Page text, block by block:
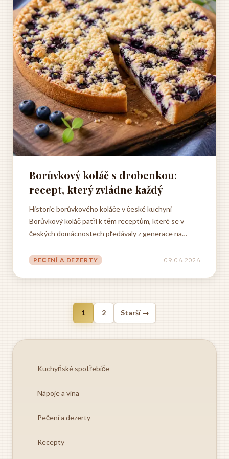
Borůvkový koláč s drobenkou:
recept, který zvládne každý
Historie borůvkového koláče v české kuchyni
Borůvkový koláč patří k těm receptům, které se v
českých domácnostech předávaly z generace na
to správně nebo špatně. Každá babička měla svůj
PEČENÍ A DEZERTY 09. 06. 2026
1 2 Starší →
Kuchyňské spotřebiče
Nápoje a vína
Pečení a dezerty
Recepty